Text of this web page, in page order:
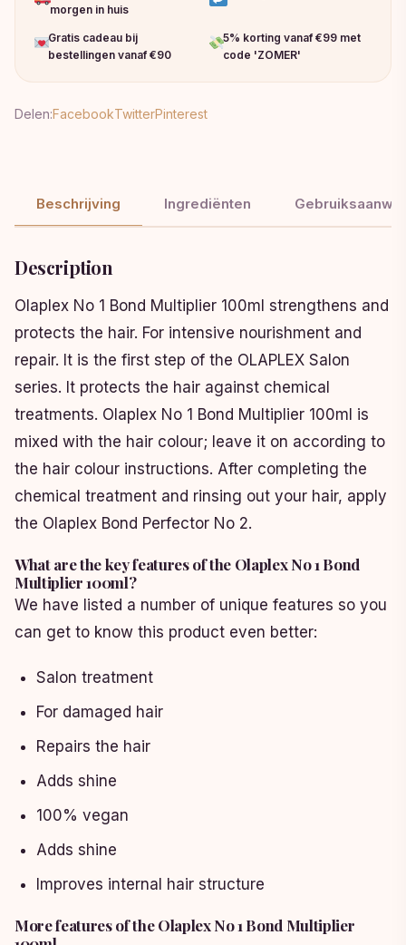
morgen in huis
Gratis cadeau bij
bestellingen vanaf €90
5% korting vanaf €99 met
code 'ZOMER'
Delen:FacebookTwitterPinterest
Beschrijving Ingrediënten
Description
Olaplex No 1 Bond Multiplier 100ml strengthens and
protects the hair. For intensive nourishment and
repair. It is the first step of the OLAPLEX Salon
series. It protects the hair against chemical
treatments. Olaplex No 1 Bond Multiplier 100ml is
mixed with the hair colour; leave it on according to
the hair colour instructions. After completing the
chemical treatment and rinsing out your hair, apply
the Olaplex Bond Perfector No 2.
What are the key features of the Olaplex No 1 Bond
Multiplier 100ml?
We have listed a number of unique features so you
can get to know this product even better:
Salon treatment
For damaged hair
Repairs the hair
Adds shine
100% vegan
Adds shine
Improves internal hair structure
More features of the Olaplex No 1 Bond Multiplier